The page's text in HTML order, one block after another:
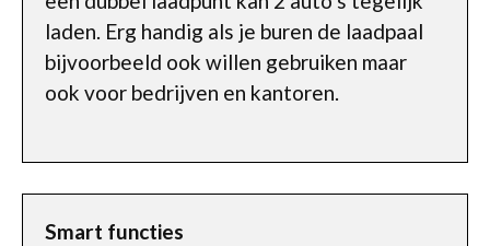
laden. Erg handig als je buren de laadpaal
bijvoorbeeld ook willen gebruiken maar
ook voor bedrijven en kantoren.
Smart functies